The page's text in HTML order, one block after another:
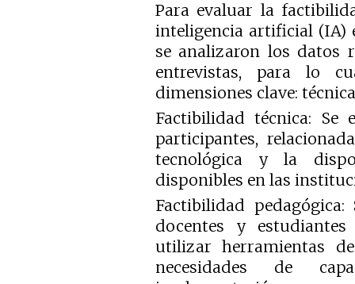
Para evaluar la
inteligencia artificial (IA)
se analizaron los datos
entrevistas, para lo
dimensiones clave:
Factibilidad técnica: Se
participantes,
tecnológica y la
disponibles en las
Factibilidad
docentes y
utilizar herramientas
necesidades de